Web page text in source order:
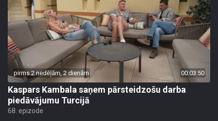
pirms 2 nedēļām, 2 dienām 00:03:50
Kaspars Kambala saņem pārsteidzošu darba
piedāvājumu Turcijā
68. epizode